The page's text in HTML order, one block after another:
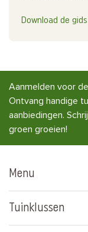
Download de gids
Aanmelden voor
Ontvang handige
aanbiedingen.
groen groeien!
Menu
Tuinklussen